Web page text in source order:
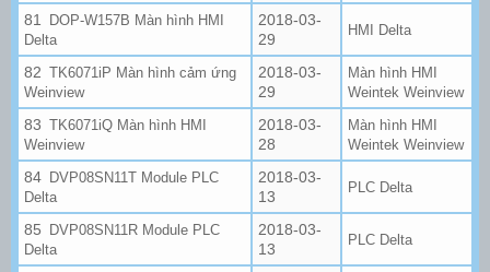
DOP-W157B Màn hình HMI
Delta
2018-03-
29
HMI Delta
TK6071iP Màn hình cảm ứng
Weinview
2018-03-
29
Màn hình HMI
Weintek Weinview
TK6071iQ Màn hình HMI
Weinview
2018-03-
28
Màn hình HMI
Weintek Weinview
DVP08SN11T Module PLC
Delta
2018-03-
13
PLC Delta
DVP08SN11R Module PLC
Delta
2018-03-
13
PLC Delta